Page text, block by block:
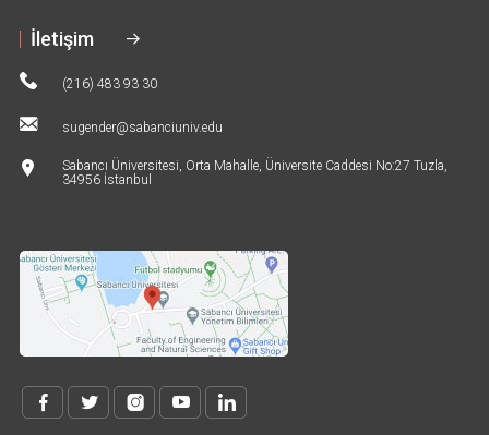
İletişim
(216) 483 93 30
sugender@sabanciuniv.edu
Sabancı Üniversitesi, Orta Mahalle, Üniversite Caddesi No:27 Tuzla,
34956 İstanbul